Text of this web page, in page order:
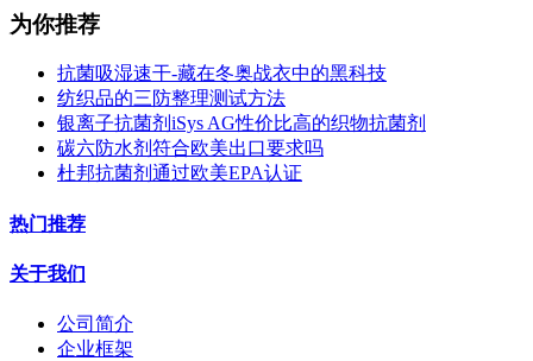
为你推荐
抗菌吸湿速干-藏在冬奥战衣中的黑科技
纺织品的三防整理测试方法
银离子抗菌剂iSys AG性价比高的织物抗菌剂
碳六防水剂符合欧美出口要求吗
杜邦抗菌剂通过欧美EPA认证
热门推荐
关于我们
公司简介
企业框架